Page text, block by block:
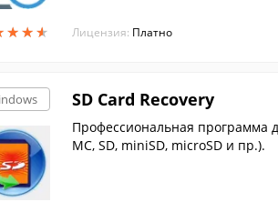
★★★
★★★ Лицензия: Платно
SD Card Recovery
Профессиональная программа
MC, SD, miniSD, microSD и пр.).